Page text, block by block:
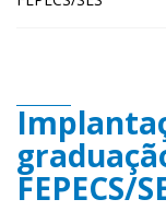
FEPECS/